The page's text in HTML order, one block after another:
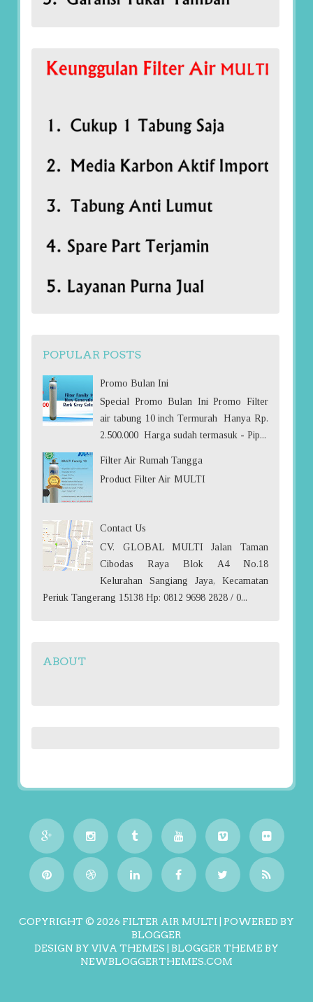
POPULAR POSTS
Promo Bulan Ini
Special Promo Bulan Ini Promo Filter
air tabung 10 inch Termurah Hanya Rp.
2.500.000 Harga sudah termasuk - Pip...
Filter Air Rumah Tangga
Product Filter Air MULTI
Contact Us
CV. GLOBAL MULTI Jalan Taman
Cibodas Raya Blok A4 No.18
Kelurahan Sangiang Jaya, Kecamatan
Periuk Tangerang 15138 Hp: 0812 9698 2828 / 0...
ABOUT
COPYRIGHT © 2026 FILTER AIR MULTI | POWERED BY
BLOGGER
DESIGN BY VIVA THEMES | BLOGGER THEME BY
NEWBLOGGERTHEMES.COM